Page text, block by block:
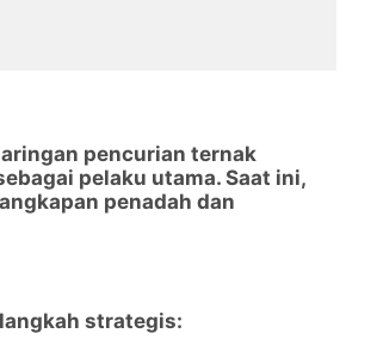
pencurian ternak
pelaku utama. Saat ini,
penadah dan
strategis: